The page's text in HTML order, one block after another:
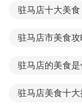
驻马店十大美食
驻马店市美食攻
驻马店的美食
驻马店美食十